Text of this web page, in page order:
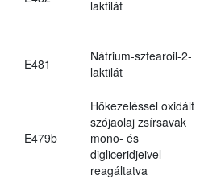
laktilát
E481
Nátrium-sztearoil-2-
laktilát
E479b
Hőkezeléssel oxidált
szójaolaj zsírsavak
mono- és
digliceridjeivel
reagáltatva